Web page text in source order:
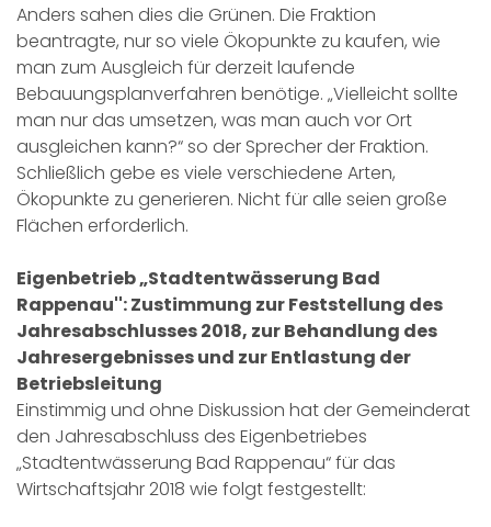
Anders sahen dies die Grünen. Die Fraktion
beantragte, nur so viele Ökopunkte zu kaufen, wie
man zum Ausgleich für derzeit laufende
Bebauungsplanverfahren benötige. „Vielleicht sollte
man nur das umsetzen, was man auch vor Ort
ausgleichen kann?“ so der Sprecher der Fraktion.
Schließlich gebe es viele verschiedene Arten,
Ökopunkte zu generieren. Nicht für alle seien große
Flächen erforderlich.
Eigenbetrieb „Stadtentwässerung Bad
Rappenau'': Zustimmung zur Feststellung des
Jahresabschlusses 2018, zur Behandlung des
Jahresergebnisses und zur Entlastung der
Betriebsleitung
Einstimmig und ohne Diskussion hat der Gemeinderat
den Jahresabschluss des Eigenbetriebes
„Stadtentwässerung Bad Rappenau“ für das
Wirtschaftsjahr 2018 wie folgt festgestellt: